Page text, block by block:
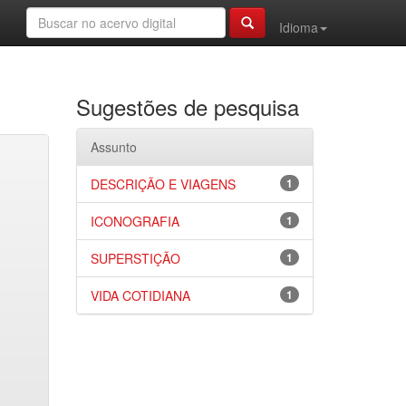
Idioma
Sugestões de pesquisa
Assunto
1
DESCRIÇÃO E VIAGENS
1
ICONOGRAFIA
1
SUPERSTIÇÃO
1
VIDA COTIDIANA